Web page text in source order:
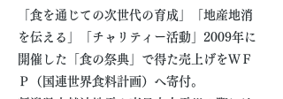
「食を通じての次世代の育成」「地産地消
を伝える」「チャリティー活動」 2009年に
開催した「食の祭典」で得た売上げをＷＦ
Ｐ（国連世界食料計画）へ寄付。